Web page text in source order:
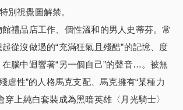
別視覺圖解禁。
禮品店工作、個性溫和的男人史蒂芬。常
從沒做過的“充滿狂氣且殘酷”的記憶、度
腦中迴響著“另一個自己”的聲音…。被無
虐性”的人格馬克支配、馬克擁有“某種力
穿上純白套裝成為黑暗英雄〈月光騎士〉